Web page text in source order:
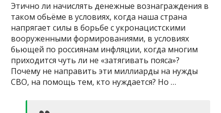
Этично ли начислять денежные вознаграждения в
таком обьёме в условиях, когда наша страна
напрягает силы в борьбе с укронацистскими
вооруженными формированиями, в условиях
бьющей по россиянам инфляции, когда многим
приходится чуть ли не «затягивать пояса»?
Почему не направить эти миллиарды на нужды
СВО, на помощь тем, кто нуждается? Но …